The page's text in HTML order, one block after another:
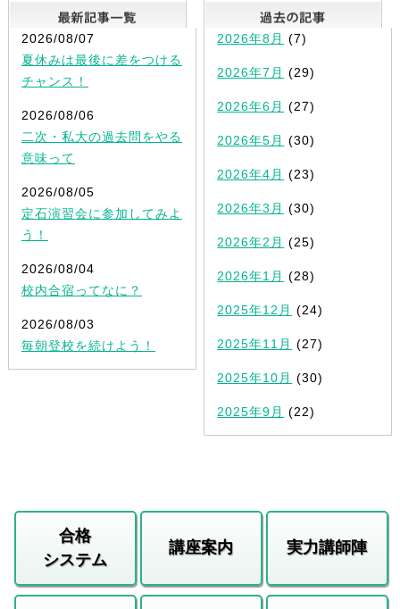
最新記事一覧
2026/08/07
夏休みは最後に差をつける
チャンス！
2026/08/06
二次・私大の過去問をやる
意味って
2026/08/05
定石演習会に参加してみよ
う！
2026/08/04
校内合宿ってなに？
2026/08/03
毎朝登校を続けよう！
2026年8月 (7)
2026年7月 (29)
2026年6月 (27)
2026年5月 (30)
2026年4月 (23)
2026年3月 (30)
2026年2月 (25)
2026年1月 (28)
2025年12月 (24)
2025年11月 (27)
2025年10月 (30)
2025年9月 (22)
合格
システム
講座案内 実力講師陣